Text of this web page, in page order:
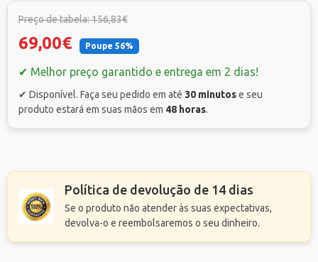
Preço de tabela: 156,83€
69,00€ Poupe 56%
✔ Melhor preço garantido e entrega em 2 dias!
✔ Disponível. Faça seu pedido em até 30 minutose seu
produto estará em suas mãos em 48 horas.
Política de devolução de 14 dias
Se o produto não atender às suas expectativas,
devolva-o e reembolsaremos o seu dinheiro.